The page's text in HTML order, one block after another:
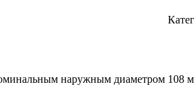
наружным диаметром